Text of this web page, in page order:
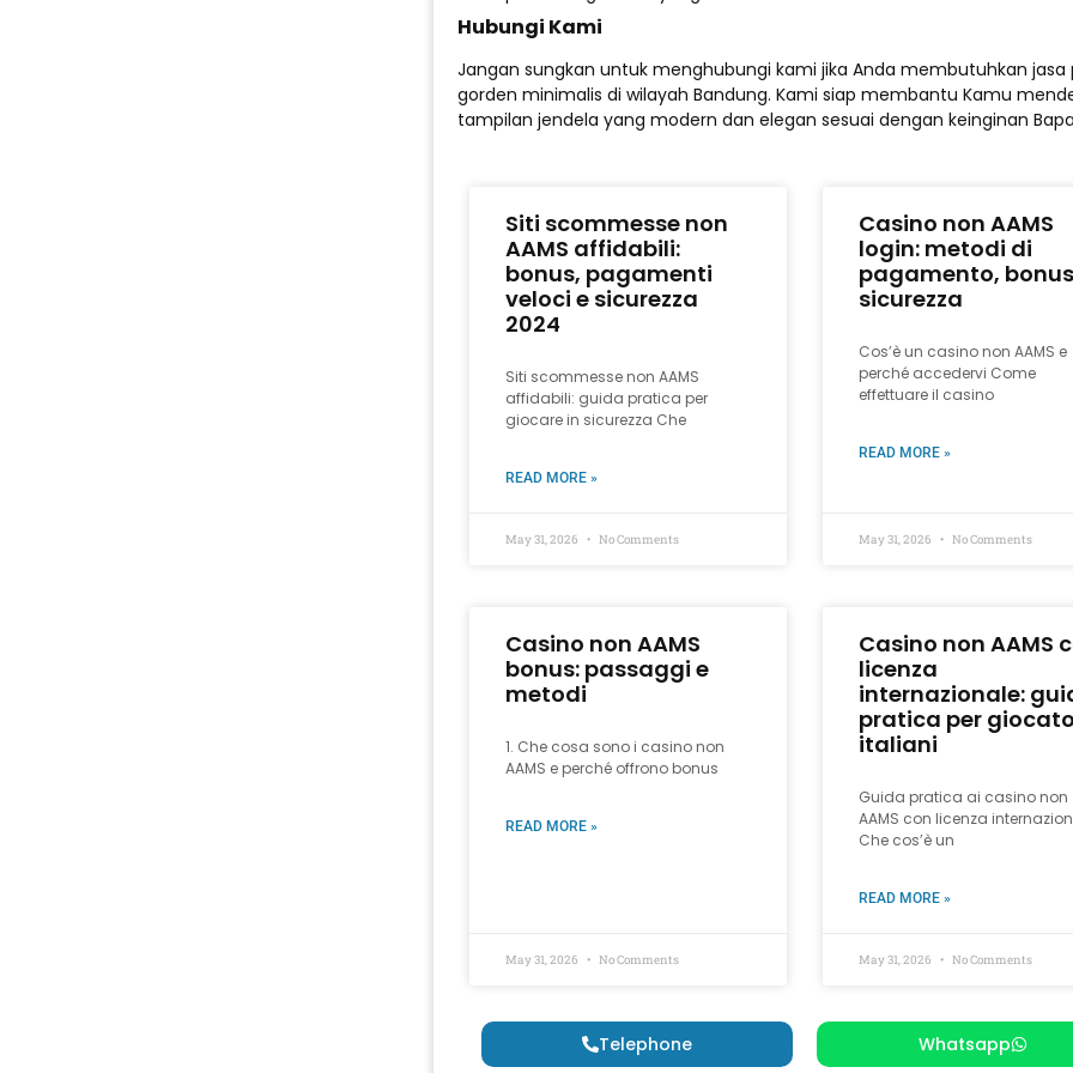
Hubungi Kami
Jangan sungkan untuk menghubungi kami jika Anda membutuhkan jasa
gorden minimalis di wilayah Bandung. Kami siap membantu Kamu
tampilan jendela yang modern dan elegan sesuai dengan keinginan
Siti scommesse non
AAMS affidabili:
bonus, pagamenti
veloci e sicurezza
2024
Siti scommesse non AAMS
affidabili: guida pratica per
giocare in sicurezza Che
READ MORE »
May 31, 2026 No Comments
Casino non AAMS
login: metodi di
pagamento,
sicurezza
Cos’è un casino non AAMS e
perché accedervi Come
effettuare il casino
READ MORE »
May 31, 2026 No Comments
Casino non AAMS
bonus: passaggi e
metodi
1. Che cosa sono i casino non
AAMS e perché offrono bonus
READ MORE »
May 31, 2026 No Comments
Casino non AAMS
licenza
internazionale:
pratica per
italiani
Guida pratica ai casino non
AAMS con licenza
Che cos’è un
READ MORE »
May 31, 2026 No Comments
Telephone Whatsapp